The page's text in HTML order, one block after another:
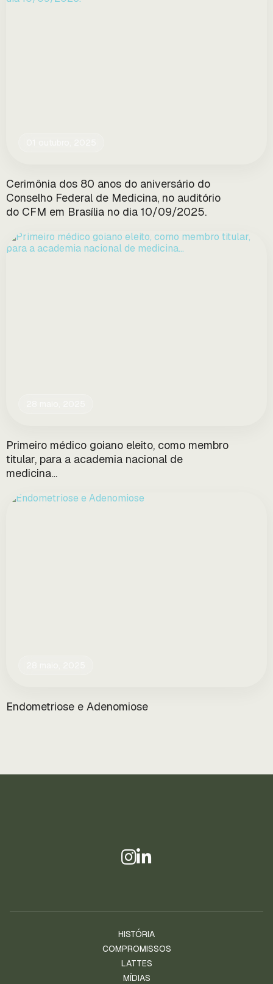
Cerimônia dos 80 anos do aniversário do
Conselho Federal de Medicina, no auditório
do CFM em Brasília no dia 10/09/2025.
Primeiro médico goiano eleito, como membro
titular, para a academia nacional de
medicina…
Endometriose e Adenomiose
HISTÓRIA
COMPROMISSOS
LATTES
MÍDIAS